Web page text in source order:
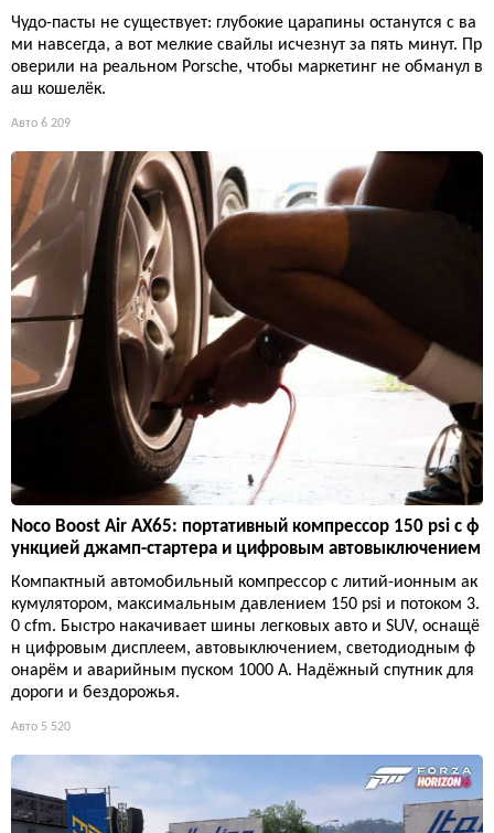
Чудо-пасты не существует: глубокие царапины останутся с ва
ми навсегда, а вот мелкие свайлы исчезнут за пять минут. Пр
оверили на реальном Porsche, чтобы маркетинг не обманул в
аш кошелёк.
Авто 6 209
Noco Boost Air AX65: портативный компрессор 150 psi с ф
ункцией джамп-стартера и цифровым автовыключением
Компактный автомобильный компрессор с литий-ионным ак
кумулятором, максимальным давлением 150 psi и потоком 3.
0 cfm. Быстро накачивает шины легковых авто и SUV, оснащё
н цифровым дисплеем, автовыключением, светодиодным ф
онарём и аварийным пуском 1000 А. Надёжный спутник для
дороги и бездорожья.
Авто 5 520